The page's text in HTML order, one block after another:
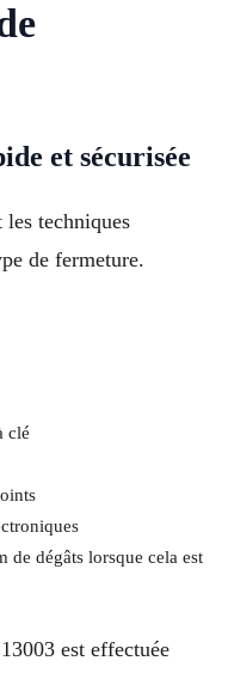
et sécurisée
techniques
de fermeture.
clé
de dégâts lorsque cela est
est effectuée